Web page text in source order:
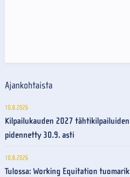
Ajankohtaista
10.8.2026
Kilpailukauden 2027
pidennetty 30.9. asti
10.8.2026
Tulossa: Working Equitation